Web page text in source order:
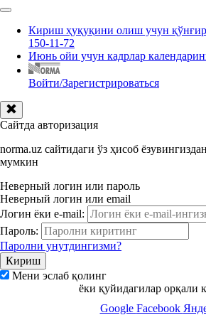
Кириш ҳуқуқини олиш учун
150-11-72
Июнь ойи учун кадрлар
Войти/Зарегистрироваться
Сайтда авторизация
norma.uz сайтидаги ўз ҳисоб
мумкин
Неверный логин или пароль
Неверный логин или email
Логин ёки e-mail:
Пароль:
Паролни унутдингизми?
Мени эслаб қолинг
ёки қуйидагилар орқали
Google Facebook